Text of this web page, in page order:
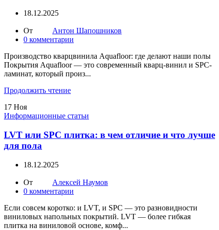
18.12.2025
От
Антон Шапошников
0 комментарии
Производство кварцвинила Aquafloor: где делают наши полы
Покрытия Aquafloor — это современный кварц-винил и SPC-
ламинат, который произ...
Продолжить чтение
17 Ноя
Информационные статьи
LVT или SPC плитка: в чем отличие и что лучше
для пола
18.12.2025
От
Алексей Наумов
0 комментарии
Если совсем коротко: и LVT, и SPC — это разновидности
виниловых напольных покрытий. LVT — более гибкая
плитка на виниловой основе, комф...